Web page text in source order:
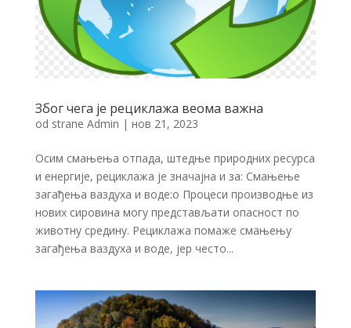
Због чега је рециклажа веома важна
od strane Admin | нов 21, 2023
Осим смањења отпада, штедње природних ресурса
и енергије, рециклажа је значајна и за: Смањење
загађења ваздуха и воде:o Процеси производње из
нових сировина могу представљати опасност по
животну средину. Рециклажа помаже смањењу
загађења ваздуха и воде, јер често...